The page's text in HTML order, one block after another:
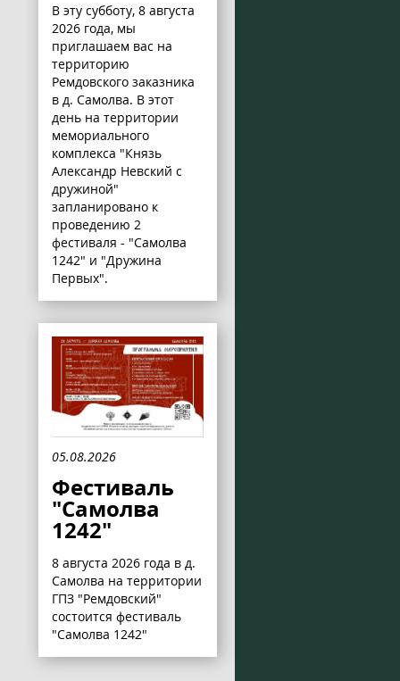
В эту субботу, 8 августа
2026 года, мы
приглашаем вас на
территорию
Ремдовского заказника
в д. Самолва. В этот
день на территории
мемориального
комплекса "Князь
Александр Невский с
дружиной"
запланировано к
проведению 2
фестиваля - "Самолва
1242" и "Дружина
Первых".
05.08.2026
Фестиваль
"Самолва
1242"
8 августа 2026 года в д.
Самолва на территории
ГПЗ "Ремдовский"
состоится фестиваль
"Самолва 1242"